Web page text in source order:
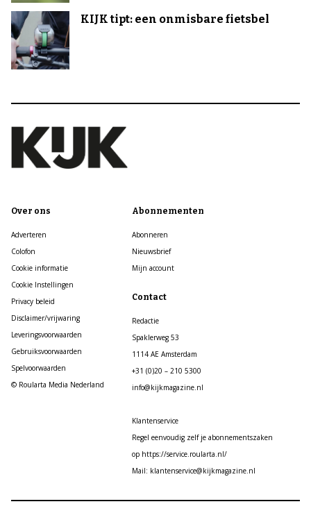
KIJK tipt: een onmisbare fietsbel
Over ons
Adverteren
Colofon
Cookie informatie
Cookie Instellingen
Privacy beleid
Disclaimer/vrijwaring
Leveringsvoorwaarden
Gebruiksvoorwaarden
Spelvoorwaarden
© Roularta Media Nederland
Abonnementen
Abonneren
Nieuwsbrief
Mijn account
Contact
Redactie
Spaklerweg 53
1114 AE Amsterdam
+31 (0)20 – 210 5300
info@kijkmagazine.nl
Klantenservice
Regel eenvoudig zelf je abonnementszaken
op https://service.roularta.nl/
Mail: klantenservice@kijkmagazine.nl